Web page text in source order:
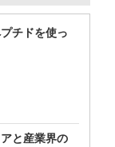
チドを使っ
と産業界の